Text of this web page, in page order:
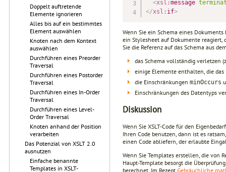
Doppelt auftretende
Elemente ignorieren
Alles bis auf ein bestimmtes
Element auswählen
Knoten nach dem Kontext
auswählen
Durchführen eines Preorder
Traversal
Durchführen eines Postorder
Traversal
Durchführen eines In-Order
Traversal
Durchführen eines Level-
Order Traversal
Knoten anhand der Position
verarbeiten
Das Potenzial von XSLT 2.0
ausnutzen
Einfache benannte
Templates in XSLT-
<xsl:message
</xsl: if>
Wenn Sie ein Schema eines
ein Stylesheet auf Dokumente reagiert,
Sie die Referenz auf das Schema aus
das Schema vollständig verletzen
einige Elemente enthalten, die das
die Einschränkungen minOccurs
Einschränkungen des Datentyps
Diskussion
Wenn Sie XSLT-Code für den
Ihren Code benutzen, dann ist es
einen Code abliefern, der erlaubte
Wenn Sie Templates erstellen, die von
Haupt-Template besorgt die
berechnet. Im Rezept Gebräuchliche